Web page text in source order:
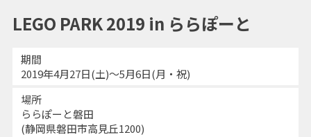
LEGO PARK 2019 in ららぽーと
期間
2019年4月27日(土)～5月6日(月・祝)
場所
ららぽーと磐田
(静岡県磐田市高見丘1200)